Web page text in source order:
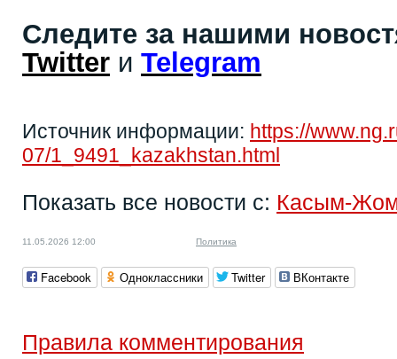
Следите за нашими
Twitter и Telegram
Источник информации: https://
07/1_9491_kazakhstan.html
Показать все новости с: Касым-
11.05.2026 12:00 Политика
Facebook Одноклассники Twitter ВКонтакте
Правила комментирования